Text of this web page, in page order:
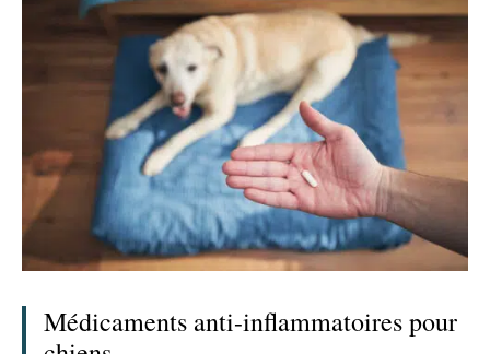
Médicaments anti-inflammatoires pour